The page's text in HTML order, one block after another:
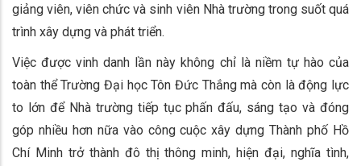
giảng viên, viên chức và sinh viên Nhà trường trong suốt quá
trình xây dựng và phát triển.
Việc được vinh danh lần này không chỉ là niềm tự hào của
toàn thể Trường Đại học Tôn Đức Thắng mà còn là động lực
to lớn để Nhà trường tiếp tục phấn đấu, sáng tạo và đóng
góp nhiều hơn nữa vào công cuộc xây dựng Thành phố Hồ
Chí Minh trở thành đô thị thông minh, hiện đại, nghĩa tình,